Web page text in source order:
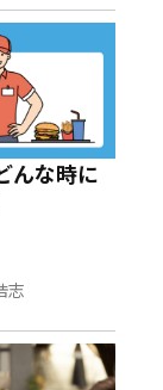
んな時に
志